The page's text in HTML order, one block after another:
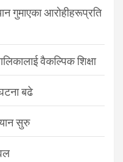
गुमाएका आरोहीहरूप्रति
वैकल्पिक शिक्षा
बढे
सुरु